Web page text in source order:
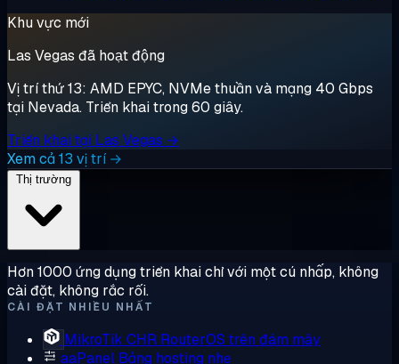
Khu vực mới
Las Vegas đã hoạt động
Vị trí thứ 13: AMD EPYC, NVMe thuần và mạng 40 Gbps
tại Nevada. Triển khai trong 60 giây.
Triển khai tại Las Vegas →
Xem cả 13 vị trí →
Hơn 1000 ứng dụng triển khai chỉ với một cú nhấp, không
cài đặt, không rắc rối.
CÀI ĐẶT NHIỀU NHẤT
MikroTik CHR RouterOS trên đám mây
aaPanel Bảng hosting nhẹ